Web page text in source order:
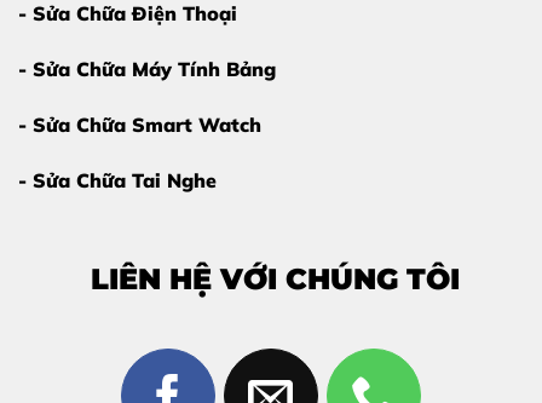
- Sửa Chữa Điện Thoại
- Sửa Chữa Máy Tính Bảng
- Sửa Chữa Smart Watch
- Sửa Chữa Tai Nghe
LIÊN HỆ VỚI CHÚNG TÔI